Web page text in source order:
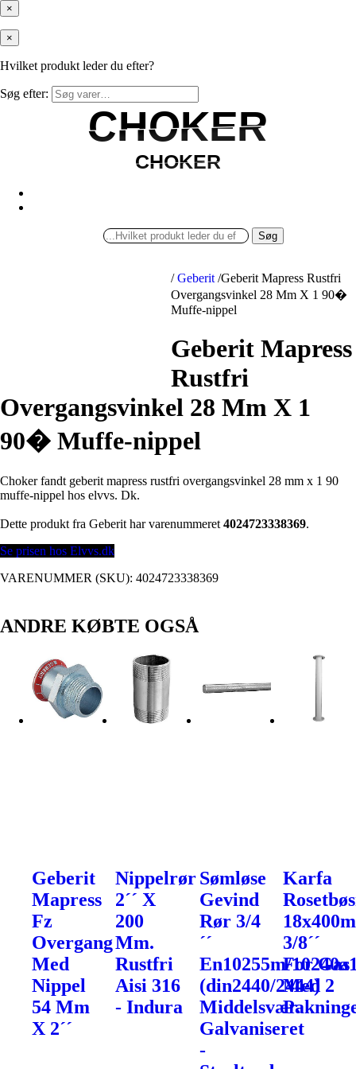
×
×
Hvilket produkt leder du efter?
Søg efter:
CHOKER
CHOKER
CHOKER
CHOKER
Søg
/ Geberit /Geberit Mapress Rustfri
Overgangsvinkel 28 Mm X 1 90�
Muffe-nippel
Geberit Mapress
Rustfri
Overgangsvinkel 28 Mm X 1
90� Muffe-nippel
Choker fandt geberit mapress rustfri overgangsvinkel 28 mm x 1 90
muffe-nippel hos elvvs. Dk.
Dette produkt fra Geberit har varenummeret 4024723338369.
Se prisen hos Elvvs.dk
VARENUMMER (SKU): 4024723338369
ANDRE KØBTE OGSÅ
Geberit
Mapress
Fz
Overgang
Med
Nippel
54 Mm
X 2´´
Nippelrør
2´´ X
200
Mm.
Rustfri
Aisi 316
- Indura
Sømløse
Gevind
Rør 3/4
´´
En10255m/
(din2440/2444)
Middelsvær.
Galvaniseret
-
Karfa
3/8´´
For Gas
Med 2